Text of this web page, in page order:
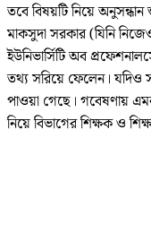
তবে বিষয়টি নিয়ে
মাকসুদা সরকার (যিনি
ইউনিভার্সিটি অব
তথ্য সরিয়ে ফেলেন। যদিও
পাওয়া গেছে। গবেষণায়
নিয়ে বিভাগের শিক্ষক ও